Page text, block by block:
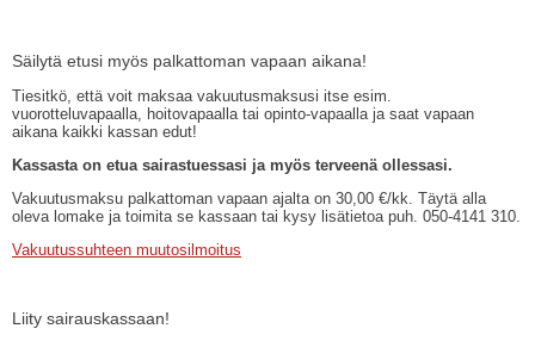
Säilytä etusi myös palkattoman vapaan aikana!
Tiesitkö, että voit maksaa vakuutusmaksusi itse esim.
vuorotteluvapaalla, hoitovapaalla tai opinto-vapaalla ja saat vapaan
aikana kaikki kassan edut!
Kassasta on etua sairastuessasi ja myös terveenä ollessasi.
Vakuutusmaksu palkattoman vapaan ajalta on 30,00 €/kk. Täytä alla
oleva lomake ja toimita se kassaan tai kysy lisätietoa puh. 050-4141 310.
Vakuutussuhteen muutosilmoitus
Liity sairauskassaan!